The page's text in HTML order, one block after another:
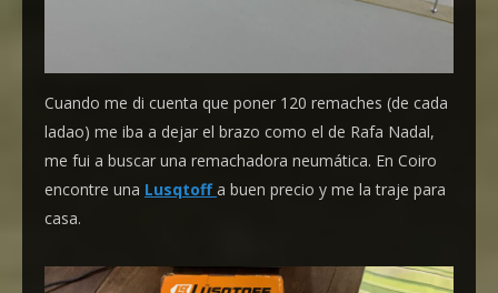
Cuando me di cuenta que poner 120 remaches (de cada
ladao) me iba a dejar el brazo como el de Rafa Nadal,
me fui a buscar una remachadora neumática. En Coiro
encontre una Lusqtoffa buen precio y me la traje para
casa.